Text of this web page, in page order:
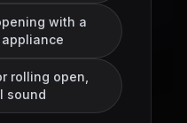
with a
rolling open,
sound